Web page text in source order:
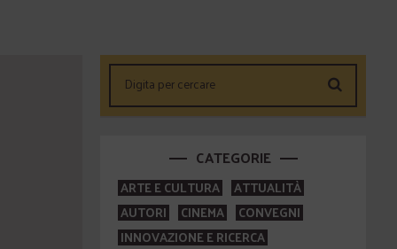
CATEGORIE
ARTE E CULTURA
ATTUALITÀ
AUTORI
CINEMA
CONVEGNI
INNOVAZIONE E RICERCA